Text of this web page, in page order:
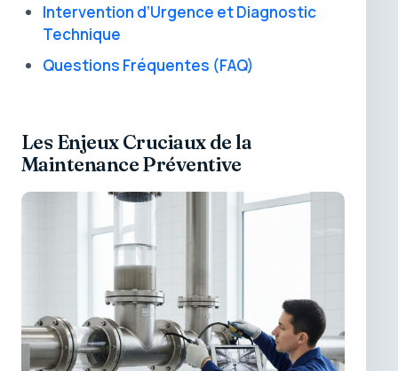
Intervention d’Urgence et Diagnostic
Technique
Questions Fréquentes (FAQ)
Les Enjeux Cruciaux de la
Maintenance Préventive